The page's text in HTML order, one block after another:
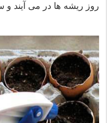
روز ریشه ها در می آیند و